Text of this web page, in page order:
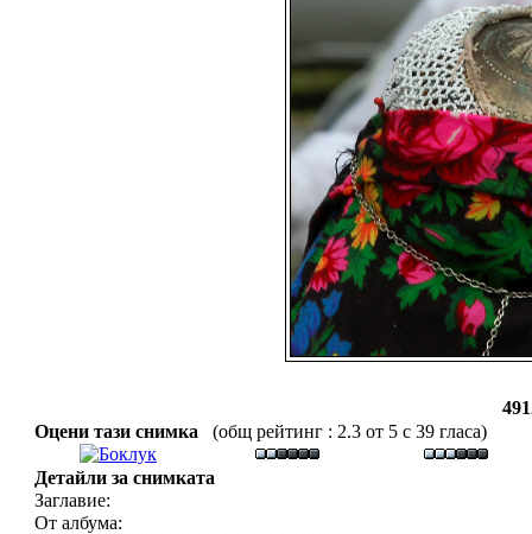
Оцени тази снимка
(общ рейтинг : 2.3 от 5 с 39 гласа)
Детайли за снимката
Заглавие:
От албума: